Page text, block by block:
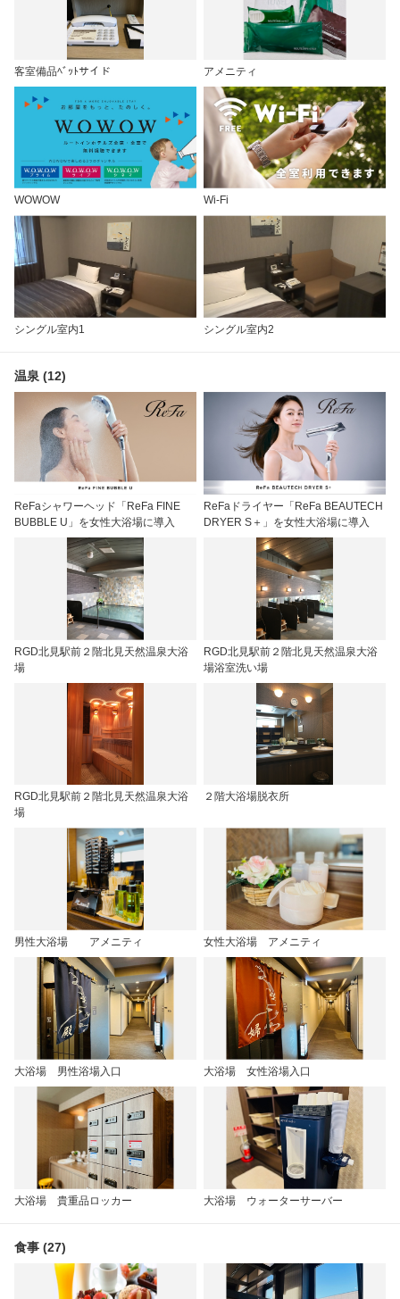
客室備品ﾍﾞｯﾄサイド アメニティ
WOWOW Wi-Fi
シングル室内1 シングル室内2
温泉 (12)
ReFaシャワーヘッド「ReFa FINE
BUBBLE U」を女性大浴場に導入
ReFaドライヤー「ReFa BEAUTECH
DRYER S＋」を女性大浴場に導入
RGD北見駅前２階北見天然温泉大浴
場
RGD北見駅前２階北見天然温泉大浴
場浴室洗い場
RGD北見駅前２階北見天然温泉大浴
場
２階大浴場脱衣所
男性大浴場 アメニティ 女性大浴場 アメニティ
大浴場 男性浴場入口 大浴場 女性浴場入口
大浴場 貴重品ロッカー 大浴場 ウォーターサーバー
食事 (27)